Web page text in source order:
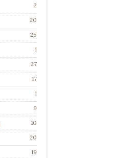
2
20
25
1
27
17
1
9
10
20
19